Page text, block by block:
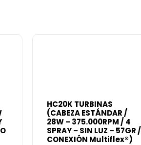
HC20K TURBINAS
(CABEZA ESTÁNDAR /
28W – 375.000RPM / 4
SPRAY – SIN LUZ – 57GR /
CONEXIÓN Multiflex®)